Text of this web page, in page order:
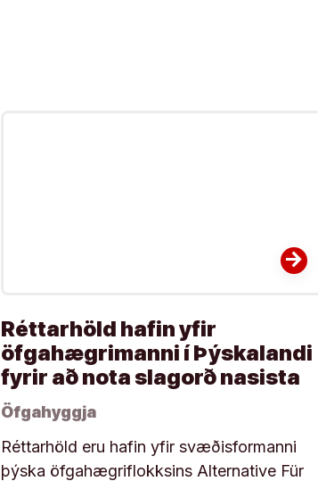
arrow_forward
Réttarhöld hafin yfir
öfgahægrimanni í Þýskalandi
fyrir að nota slagorð nasista
Öfgahyggja
Réttarhöld eru hafin yfir svæðisformanni
þýska öfgahægriflokksins Alternative Für